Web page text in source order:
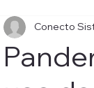
Conecto